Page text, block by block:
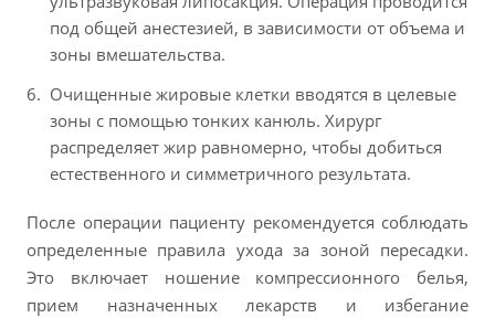
под общей анестезией, в зависимости от объема и
зоны вмешательства.
Очищенные жировые клетки вводятся в целевые
зоны с помощью тонких канюль. Хирург
распределяет жир равномерно, чтобы добиться
естественного и симметричного результата.
После операции пациенту рекомендуется соблюдать
определенные правила ухода за зоной пересадки.
Это включает ношение компрессионного белья,
прием назначенных лекарств и избегание